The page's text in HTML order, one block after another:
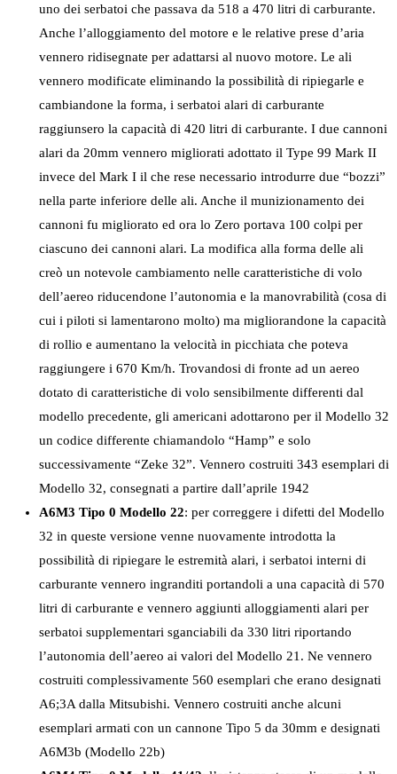
uno dei serbatoi che passava da 518 a 470 litri di carburante.
Anche l’alloggiamento del motore e le relative prese d’aria
vennero ridisegnate per adattarsi al nuovo motore. Le ali
vennero modificate eliminando la possibilità di ripiegarle e
cambiandone la forma, i serbatoi alari di carburante
raggiunsero la capacità di 420 litri di carburante. I due cannoni
alari da 20mm vennero migliorati adottato il Type 99 Mark II
invece del Mark I il che rese necessario introdurre due “bozzi”
nella parte inferiore delle ali. Anche il munizionamento dei
cannoni fu migliorato ed ora lo Zero portava 100 colpi per
ciascuno dei cannoni alari. La modifica alla forma delle ali
creò un notevole cambiamento nelle caratteristiche di volo
dell’aereo riducendone l’autonomia e la manovrabilità (cosa di
cui i piloti si lamentarono molto) ma migliorandone la capacità
di rollio e aumentano la velocità in picchiata che poteva
raggiungere i 670 Km/h. Trovandosi di fronte ad un aereo
dotato di caratteristiche di volo sensibilmente differenti dal
modello precedente, gli americani adottarono per il Modello 32
un codice differente chiamandolo “Hamp” e solo
successivamente “Zeke 32”. Vennero costruiti 343 esemplari di
Modello 32, consegnati a partire dall’aprile 1942
A6M3 Tipo 0 Modello 22: per correggere i difetti del Modello
32 in queste versione venne nuovamente introdotta la
possibilità di ripiegare le estremità alari, i serbatoi interni di
carburante vennero ingranditi portandoli a una capacità di 570
litri di carburante e vennero aggiunti alloggiamenti alari per
serbatoi supplementari sganciabili da 330 litri riportando
l’autonomia dell’aereo ai valori del Modello 21. Ne vennero
costruiti complessivamente 560 esemplari che erano designati
A6;3A dalla Mitsubishi. Vennero costruiti anche alcuni
esemplari armati con un cannone Tipo 5 da 30mm e designati
A6M3b (Modello 22b)